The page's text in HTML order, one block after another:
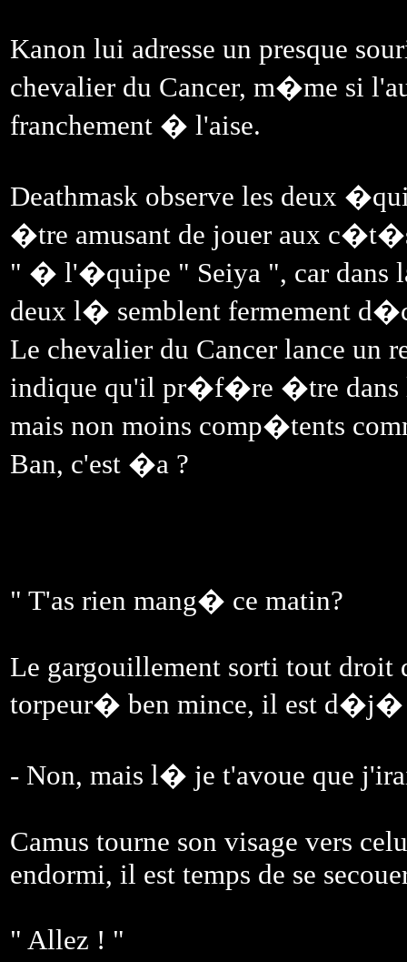
Kanon lui adresse un presque
chevalier du Cancer, m�me si
franchement � l'aise.
Deathmask observe les deux
�tre amusant de jouer aux
" � l'�quipe " Seiya ", car dans
deux l� semblent fermement
Le chevalier du Cancer lance
indique qu'il pr�f�re �tre dans
mais non moins comp�tents
Ban, c'est �a ?
" T'as rien mang� ce matin?
Le gargouillement sorti tout droit
torpeur� ben mince, il est
- Non, mais l� je t'avoue que
Camus tourne son visage vers
endormi, il est temps de se
" Allez ! "